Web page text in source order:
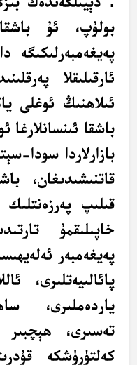
بولۇپ، ئۇ
پەيغەمبەرلىكىگە
ئارقىلىقلا
ئىلاھنىڭ ئوغلى
باشقا
بازارلاردا سودا-
قاتنىشىدىغان،
قىلىپ پەرزەنتلىك
خاپىلىقمۇ
پەيغەمبەر
پائالىيەتلىرى،
ياردەملىرى،
تەسىرى، ھېچبىر
كەلتۈرۈشكە